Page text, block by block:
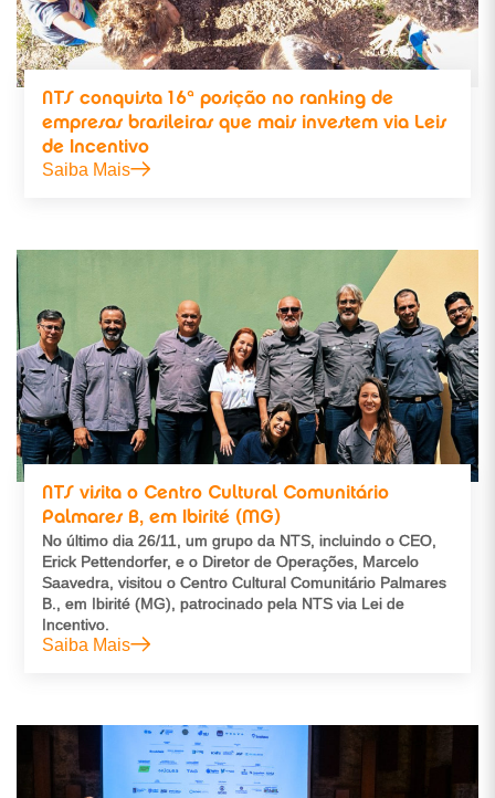
NTS conquista 16ª posição no ranking de
empresas brasileiras que mais investem via Leis
de Incentivo
Saiba Mais
NTS visita o Centro Cultural Comunitário
Palmares B, em Ibirité (MG)
No último dia 26/11, um grupo da NTS, incluindo o CEO,
Erick Pettendorfer, e o Diretor de Operações, Marcelo
Saavedra, visitou o Centro Cultural Comunitário Palmares
B., em Ibirité (MG), patrocinado pela NTS via Lei de
Incentivo.
Saiba Mais